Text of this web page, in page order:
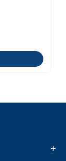
+